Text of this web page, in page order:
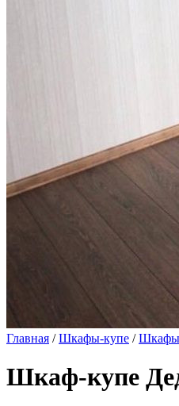
Главная /Шкафы-купе /
Шкаф-купе